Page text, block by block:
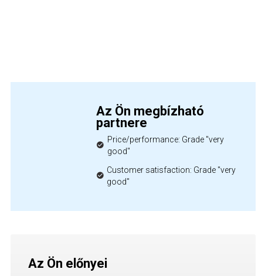
Az Ön megbízható
partnere
Price/performance: Grade "very
good"
Customer satisfaction: Grade "very
good"
Az Ön előnyei